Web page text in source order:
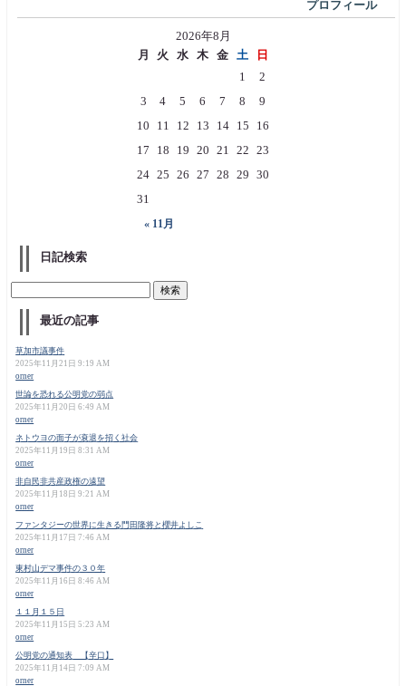
プロフィール
2026年8月
月
火 水 木 金 土 日
« 11月
1
2
3
4 5 6 7 8
9
10
11 12 13 14 15
16
17
18 19 20 21 22 23
24 25 26 27 28 29 30
31
日記検索
最近の記事
草加市議事件
2025年11月21日 9:19 AM
orner
世論を恐れる公明党の弱点
2025年11月20日 6:49 AM
orner
ネトウヨの面子が衰退を招く社会
2025年11月19日 8:31 AM
orner
非自民非共産政権の遠望
2025年11月18日 9:21 AM
orner
ファンタジーの世界に生きる門田隆将と櫻井よしこ
2025年11月17日 7:46 AM
orner
東村山デマ事件の３０年
2025年11月16日 8:46 AM
orner
１１月１５日
2025年11月15日 5:23 AM
orner
公明党の通知表 【辛口】
2025年11月14日 7:09 AM
orner